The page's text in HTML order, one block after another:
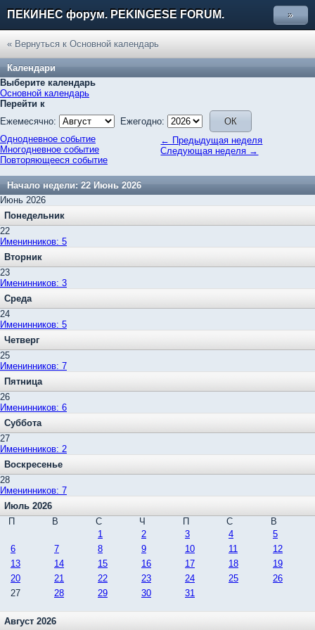
ПЕКИНЕС форум. PEKINGESE FORUM. »
« Вернуться к Основной календарь
Календари
Выберите календарь
Основной календарь
Перейти к
Ежемесячно:
Ежегодно:
← Предыдущая неделя
Следующая неделя →
Однодневное событие
Многодневное событие
Повторяющееся событие
Начало недели: 22 Июнь 2026
Июнь 2026
Понедельник
22
Именинников: 5
Вторник
23
Именинников: 3
Среда
24
Именинников: 5
Четверг
25
Именинников: 7
Пятница
26
Именинников: 6
Суббота
27
Именинников: 2
Воскресенье
28
Именинников: 7
Июль 2026
П
В С Ч П С
В
1
2 3 4
5
6
7 8 9 10 11
12
13
14 15 16 17 18
19
20
21 22 23 24 25
26
27
28 29 30 31
Август 2026